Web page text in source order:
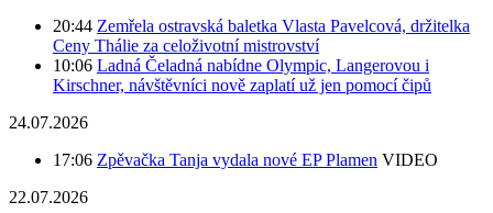
20:44 Zemřela ostravská baletka Vlasta Pavelcová, držitelka
Ceny Thálie za celoživotní mistrovství
10:06 Ladná Čeladná nabídne Olympic, Langerovou i
Kirschner, návštěvníci nově zaplatí už jen pomocí čipů
24.07.2026
17:06 Zpěvačka Tanja vydala nové EP Plamen VIDEO
22.07.2026